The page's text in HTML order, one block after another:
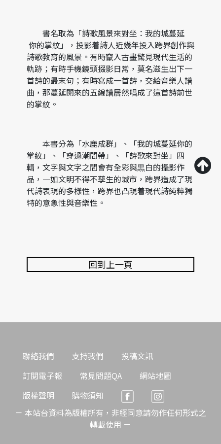
書名取為「詩歌風景來對坐：我的城蔓延
你的掌紋」，投影着詩人近幾年投入跨界創作與
詩歌教育的風景。有時竄入古畫驚見現代生活的
軌跡；有時手機鏡頭掇影日常，莫名滋生出下一
首詩的最末句；有時寫成一首詩，交給音樂人譜
曲，那蔓延開來的五線譜居然唱成了這首詩前世
的掌紋。
本書分為「水鹿成群」、「我的城蔓延你的
掌紋」、「穿過潮間帶」、「詩歌來對坐」四
輯，文字與文字之間會有全彩與黒白的攝影作
品，一如文明不得不孳生的城市，跨界造成了現
代詩表現的多樣性，跨界也凸現着現代詩純粹獨
特的意象性與音樂性。
回到上一頁
聯絡我們 支持我們
投稿文訊
訂閱電子報
常見問題QA
網站地圖
版權聲明
購物須知
－ 本站台資料為版權所有，非經同意請勿作任何形式之
轉載使用 －